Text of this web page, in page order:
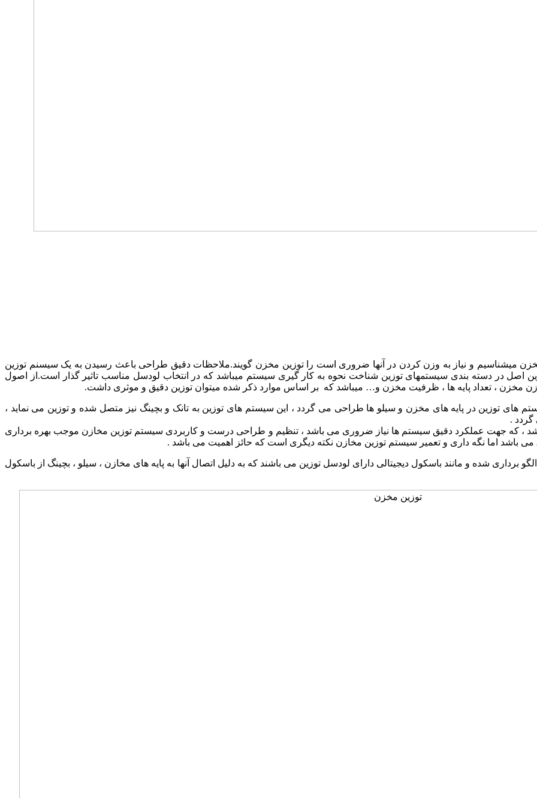
میشناسیم و نیاز به وزن کردن در آنها ضروری است را توزین مخزن گویند.ملاحظات دقیق طراحی باعث رسیدن به یک سیسنم توزین
اصل در دسته بندی سیستمهای توزین شناخت نحوه به کار گیری سیستم میباشد که در انتخاب لودسل مناسب تاثیر گذار است.از اصول
مخزن ، تعداد پایه ها ، ظرفیت مخزن و… میباشد که بر اساس موارد ذکر شده میتوان توزین دقیق و موثری داشت.
های توزین در پایه های مخزن و سیلو ها طراحی می گردد ، این سیستم های توزین به تانک و بچینگ نیز متصل شده و توزین می نماید ،
گردد .
، که جهت عملکرد دقیق سیستم ها نیاز ضروری می باشد ، تنظیم و طراحی درست و کاربردی سیستم توزین مخازن موجب بهره برداری
باشد اما نگه داری و تعمیر سیستم توزین مخازن نکته دیگری است که حائز اهمیت می باشد .
شده و مانند باسکول دیجیتالی دارای لودسل توزین می باشند که به دلیل اتصال آنها به پایه های مخازن ، سیلو ، بچینگ از باسکول